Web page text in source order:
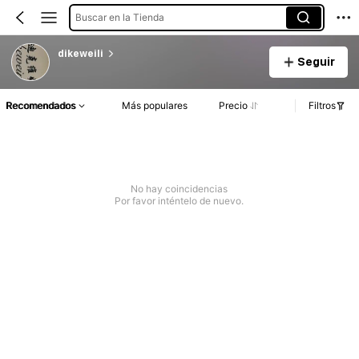
Buscar en la Tienda
dikeweili
Seguir
Recomendados Más populares Precio Filtros
No hay coincidencias
Por favor inténtelo de nuevo.